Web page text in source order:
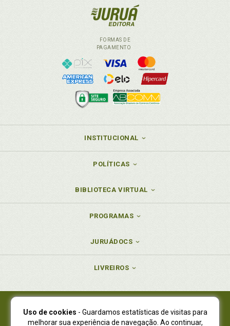
FORMAS DE
PAGAMENTO
INSTITUCIONAL
POLÍTICAS
BIBLIOTECA VIRTUAL
PROGRAMAS
JURUÁDOCS
LIVREIROS
Juruá Editora Ltda., CNPJ 77.535.508/0001-19
Uso de cookies - Guardamos estatísticas de visitas para
melhorar sua experiência de navegação. Ao continuar,